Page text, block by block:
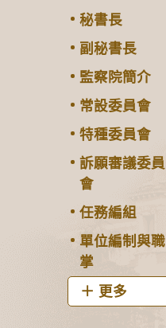
秘書長
副秘書長
監察院簡介
常設委員會
特種委員會
訴願審議委員
會
任務編組
單位編制與職
掌
更多